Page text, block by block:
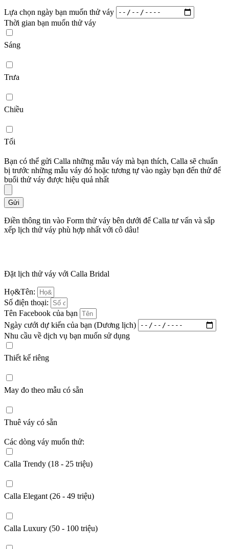
Lựa chọn ngày bạn muốn thử váy
Thời gian bạn muốn thử váy
Sáng
Trưa
Chiều
Tối
Bạn có thể gửi Calla những mẫu váy mà bạn thích, Calla sẽ chuẩn
bị trước những mẫu váy đó hoặc tương tự vào ngày bạn đến thử để
buổi thử váy được hiệu quả nhất
Gửi
Điền thông tin vào Form thử váy bên dưới để Calla tư vấn và sắp
xếp lịch thử váy phù hợp nhất với cô dâu!
Đặt lịch thử váy với Calla Bridal
Họ&Tên:
Số điện thoại:
Tên Facebook của bạn
Ngày cưới dự kiến của bạn (Dương lịch)
Nhu cầu về dịch vụ bạn muốn sử dụng
Thiết kế riêng
May đo theo mẫu có sẵn
Thuê váy có sẵn
Các dòng váy muốn thử:
Calla Trendy (18 - 25 triệu)
Calla Elegant (26 - 49 triệu)
Calla Luxury (50 - 100 triệu)